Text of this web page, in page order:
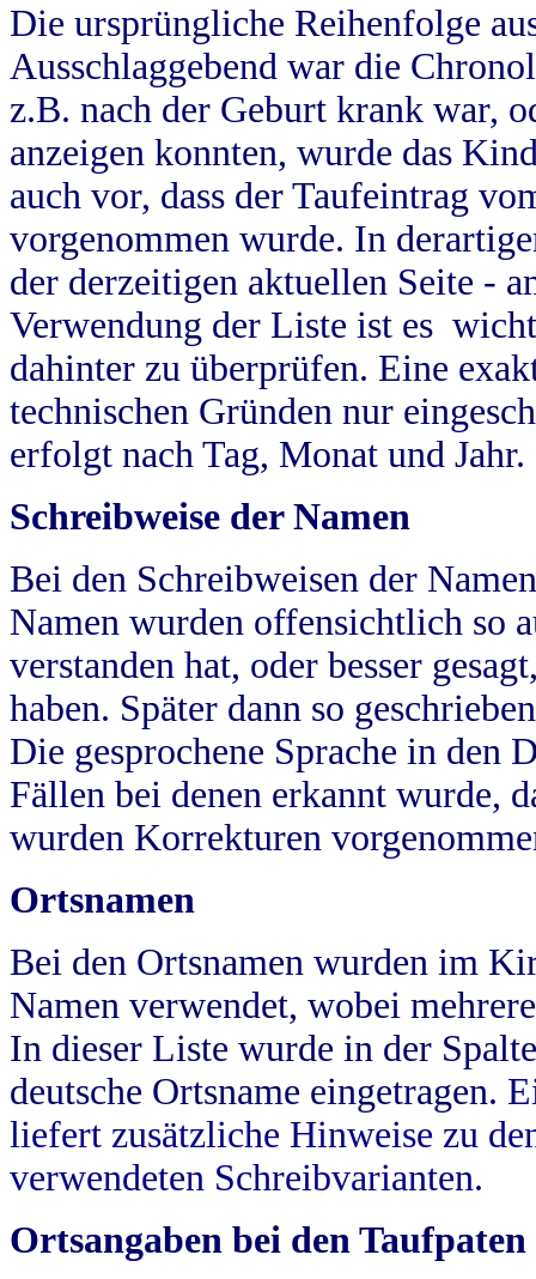
Die ursprüngliche Reihenfolge
Ausschlaggebend war die
z.B. nach der Geburt krank war,
anzeigen konnten, wurde das
auch vor, dass der Taufeintrag
vorgenommen wurde. In
der derzeitigen aktuellen Seite -
Verwendung der Liste ist es
dahinter zu überprüfen. Eine
technischen Gründen nur
erfolgt nach Tag, Monat und Jahr.
Schreibweise der Namen
Bei den Schreibweisen der
Namen wurden offensichtlich so
verstanden hat, oder besser
haben. Später dann so
Die gesprochene Sprache in
Fällen bei denen erkannt wurde,
wurden Korrekturen
Ortsnamen
Bei den Ortsnamen wurden im
Namen verwendet, wobei
In dieser Liste wurde in der
deutsche Ortsname eingetragen.
liefert zusätzliche Hinweise zu
verwendeten Schreibvarianten.
Ortsangaben bei den Taufpaten